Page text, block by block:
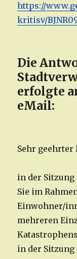
https://
kritisv/
Die
erfolgte
eMail:
Sehr geehrter
in der Sitzung
Sie im
Einwohner/
mehreren
in der